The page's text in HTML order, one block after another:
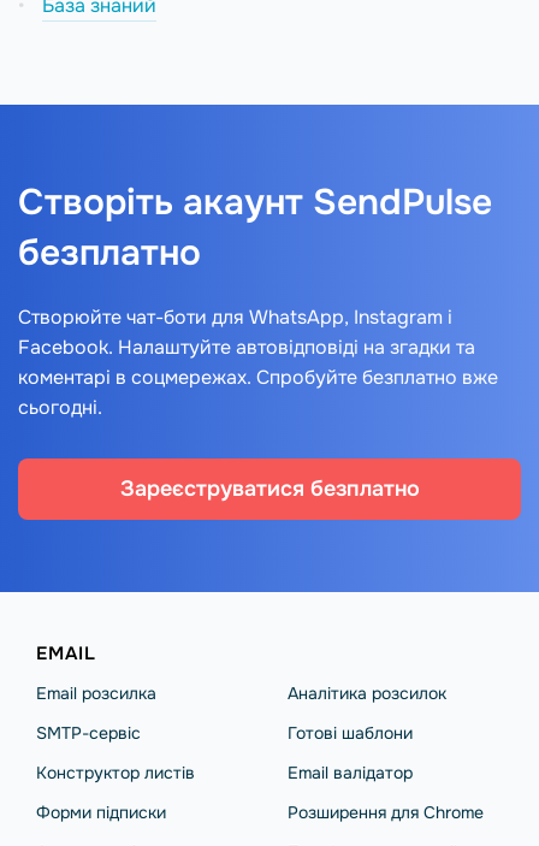
База знаний
Створіть акаунт SendPulse
безплатно
Створюйте чат-боти для WhatsApp, Instagram і
Facebook. Налаштуйте автовідповіді на згадки та
коментарі в соцмережах. Спробуйте безплатно вже
сьогодні.
Зареєструватися безплатно
EMAIL
Email розсилка
SMTP-сервіс
Конструктор листів
Форми підписки
Аналітика розсилок
Готові шаблони
Email валідатор
Розширення для Chrome